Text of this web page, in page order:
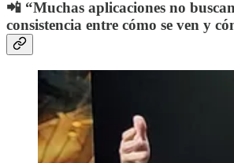
📲 “Muchas aplicaciones no
consistencia entre cómo se ven y